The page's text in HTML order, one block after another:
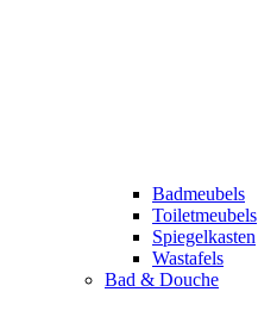
Badmeubels
Toiletmeubels
Spiegelkasten
Wastafels
Bad & Douche